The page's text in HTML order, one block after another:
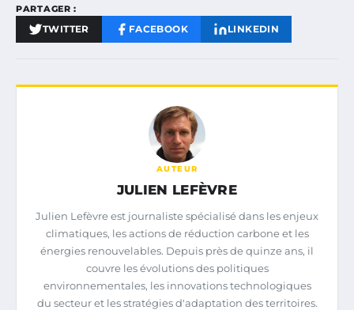
PARTAGER :
TWITTER FACEBOOK LINKEDIN
AUTEUR
JULIEN LEFÈVRE
Julien Lefèvre est journaliste spécialisé dans les enjeux
climatiques, les actions de réduction carbone et les
énergies renouvelables. Depuis près de quinze ans, il
couvre les évolutions des politiques
environnementales, les innovations technologiques
du secteur et les stratégies d'adaptation des territoires.